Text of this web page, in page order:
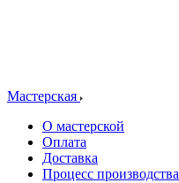
Мастерская
О мастерской
Оплата
Доставка
Процесс производства